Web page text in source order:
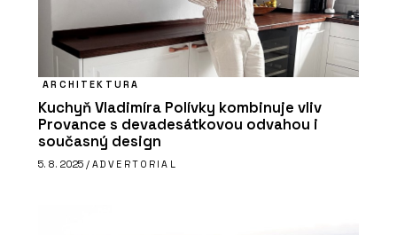
ARCHITEKTURA
Kuchyň Vladimíra Polívky kombinuje vliv
Provance s devadesátkovou odvahou i
současný design
5. 8. 2025 / ADVERTORIAL